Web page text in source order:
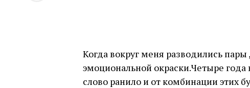
Когда вокруг меня разводились
эмоциональной окраски.Четыре года
слово ранило и от комбинации этих